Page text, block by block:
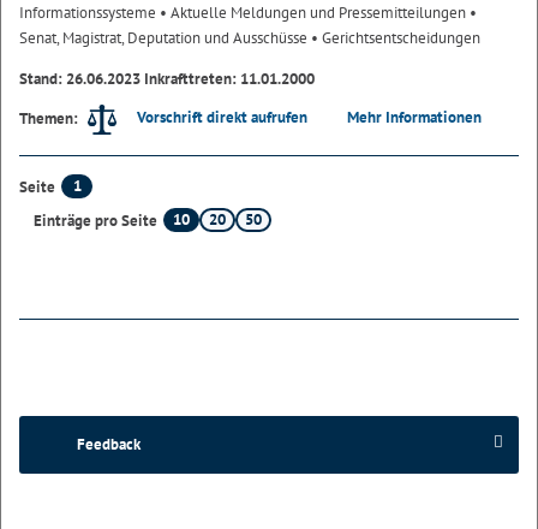
Informationssysteme • Aktuelle Meldungen und Pressemitteilungen •
Senat, Magistrat, Deputation und Ausschüsse • Gerichtsentscheidungen
Stand: 26.06.2023 Inkrafttreten: 11.01.2000
Themen:
Vorschrift direkt aufrufen Mehr Informationen
Seite
1
Einträge pro Seite
10 20 50
Feedback